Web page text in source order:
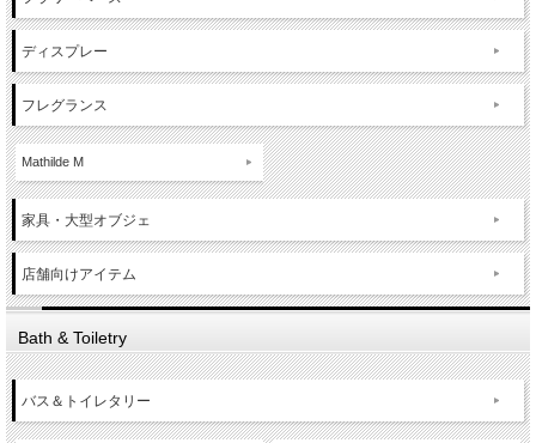
ディスプレー
フレグランス
Mathilde M
家具・大型オブジェ
店舗向けアイテム
Bath & Toiletry
バス＆トイレタリー